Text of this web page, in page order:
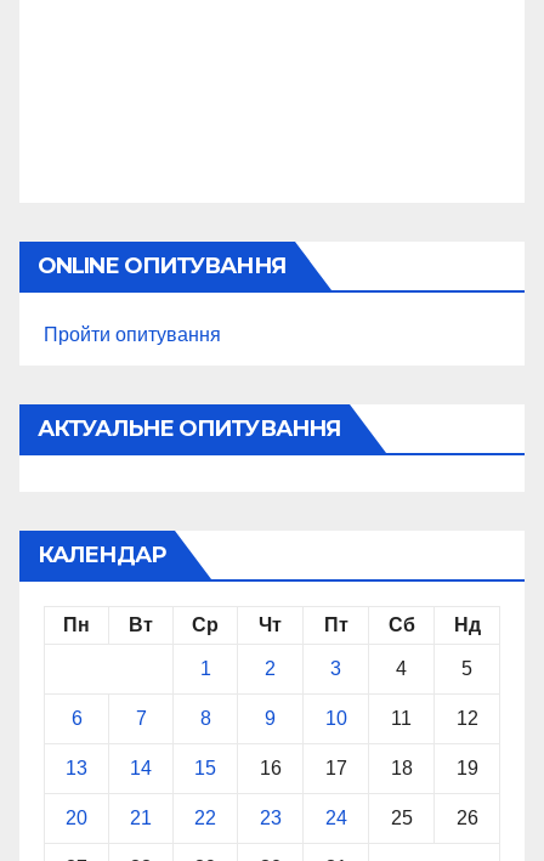
ONLINE ОПИТУВАННЯ
Пройти опитування
АКТУАЛЬНЕ ОПИТУВАННЯ
КАЛЕНДАР
Пн Вт Ср Чт Пт Сб Нд
1 2 3 4 5
6 7 8 9 10 11 12
13 14 15 16 17 18 19
20 21 22 23 24 25 26